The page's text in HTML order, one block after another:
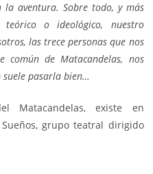
aventura. Sobre todo, y más
o ideológico, nuestro
las trece personas que nos
común de Matacandelas, nos
pasarla bien…
Matacandelas, existe en
grupo teatral dirigido